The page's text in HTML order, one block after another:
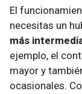
El
necesitas un
más
ejemplo, el
mayor y
ocasionales.